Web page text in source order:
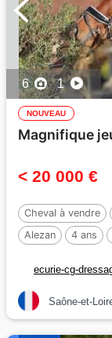
6 1
NOUVEAU
Magnifique
< 20 000 €
Cheval à vendre
Alezan
4 ans
ecurie-cg-
Saône-et-